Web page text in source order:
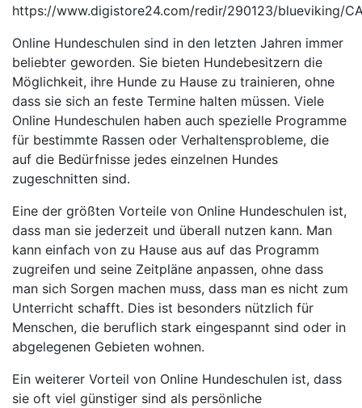
https://www.digistore24.com/redir/290123/blueviking/
Online Hundeschulen sind in den letzten Jahren immer
beliebter geworden. Sie bieten Hundebesitzern die
Möglichkeit, ihre Hunde zu Hause zu trainieren, ohne
dass sie sich an feste Termine halten müssen. Viele
Online Hundeschulen haben auch spezielle Programme
für bestimmte Rassen oder Verhaltensprobleme, die
auf die Bedürfnisse jedes einzelnen Hundes
zugeschnitten sind.
Eine der größten Vorteile von Online Hundeschulen ist,
dass man sie jederzeit und überall nutzen kann. Man
kann einfach von zu Hause aus auf das Programm
zugreifen und seine Zeitpläne anpassen, ohne dass
man sich Sorgen machen muss, dass man es nicht zum
Unterricht schafft. Dies ist besonders nützlich für
Menschen, die beruflich stark eingespannt sind oder in
abgelegenen Gebieten wohnen.
Ein weiterer Vorteil von Online Hundeschulen ist, dass
sie oft viel günstiger sind als persönliche